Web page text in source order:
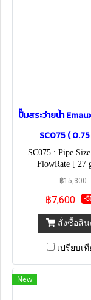
ปั๊มสระว่ายน้ำ
SC075 ( 0.75
SC075 : Pipe
FlowRate [ 27
฿15,300
฿7,600 -
สั่งซื้อสิน
เปรียบเ
New